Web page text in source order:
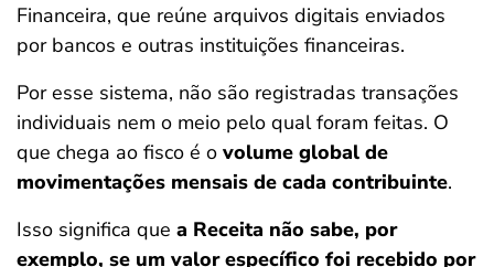
Financeira, que reúne arquivos digitais enviados
por bancos e outras instituições financeiras.
Por esse sistema, não são registradas transações
individuais nem o meio pelo qual foram feitas. O
que chega ao fisco é o volume global de
movimentações mensais de cada contribuinte.
Isso significa que a Receita não sabe, por
exemplo, se um valor específico foi recebido por